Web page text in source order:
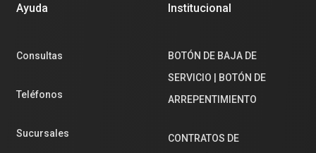
Ayuda
Consultas
Teléfonos
Sucursales
Institucional
BOTÓN DE BAJA DE
SERVICIO | BOTÓN DE
ARREPENTIMIENTO
CONTRATOS DE